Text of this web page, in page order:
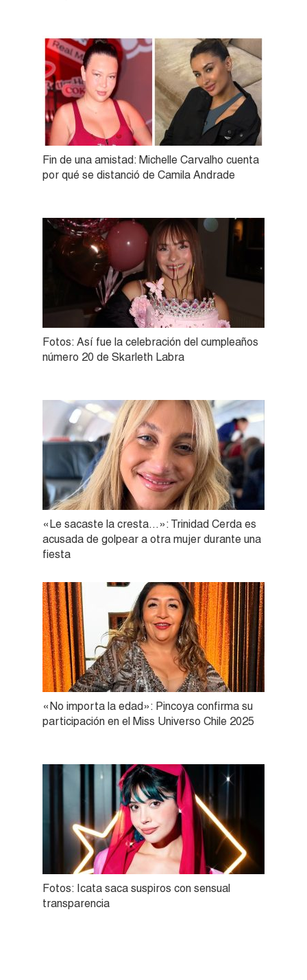
Fin de una amistad: Michelle Carvalho cuenta
por qué se distanció de Camila Andrade
Fotos: Así fue la celebración del cumpleaños
número 20 de Skarleth Labra
«Le sacaste la cresta…»: Trinidad Cerda es
acusada de golpear a otra mujer durante una
fiesta
«No importa la edad»: Pincoya confirma su
participación en el Miss Universo Chile 2025
Fotos: Icata saca suspiros con sensual
transparencia